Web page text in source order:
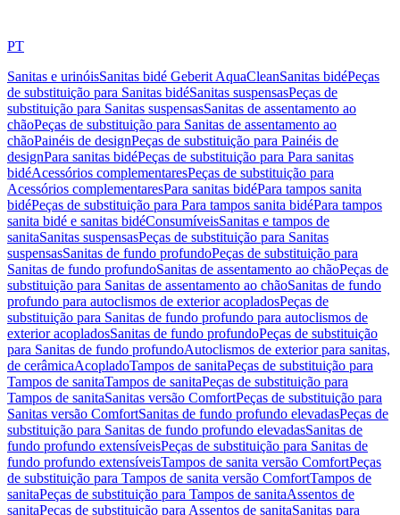
PT
Sanitas e urinóisSanitas bidé Geberit AquaCleanSanitas bidéPeças
de substituição para Sanitas bidéSanitas suspensasPeças de
substituição para Sanitas suspensasSanitas de assentamento ao
chãoPeças de substituição para Sanitas de assentamento ao
chãoPainéis de designPeças de substituição para Painéis de
designPara sanitas bidéPeças de substituição para Para sanitas
bidéAcessórios complementaresPeças de substituição para
Acessórios complementaresPara sanitas bidéPara tampos sanita
bidéPeças de substituição para Para tampos sanita bidéPara tampos
sanita bidé e sanitas bidéConsumíveisSanitas e tampos de
sanitaSanitas suspensasPeças de substituição para Sanitas
suspensasSanitas de fundo profundoPeças de substituição para
Sanitas de fundo profundoSanitas de assentamento ao chãoPeças de
substituição para Sanitas de assentamento ao chãoSanitas de fundo
profundo para autoclismos de exterior acopladosPeças de
substituição para Sanitas de fundo profundo para autoclismos de
exterior acopladosSanitas de fundo profundoPeças de substituição
para Sanitas de fundo profundoAutoclismos de exterior para sanitas,
de cerâmicaAcopladoTampos de sanitaPeças de substituição para
Tampos de sanitaTampos de sanitaPeças de substituição para
Tampos de sanitaSanitas versão ComfortPeças de substituição para
Sanitas versão ComfortSanitas de fundo profundo elevadasPeças de
substituição para Sanitas de fundo profundo elevadasSanitas de
fundo profundo extensíveisPeças de substituição para Sanitas de
fundo profundo extensíveisTampos de sanita versão ComfortPeças
de substituição para Tampos de sanita versão ComfortTampos de
sanitaPeças de substituição para Tampos de sanitaAssentos de
sanitaPeças de substituição para Assentos de sanitaSanitas para